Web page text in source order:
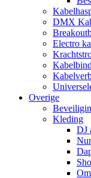
DMX
Electro
Overige
Kleding
DJ